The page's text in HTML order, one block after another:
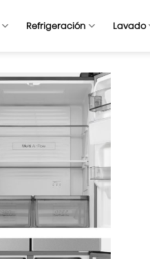
Refrigeración Lavado